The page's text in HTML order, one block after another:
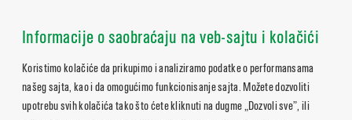
Informacije o saobraćaju na veb-sajtu i kolačići
Koristimo kolačiće da prikupimo i analiziramo podatke o performansama
našeg sajta, kao i da omogućimo funkcionisanje sajta. Možete dozvoliti
upotrebu svih kolačića tako što ćete kliknuti na dugme „Dozvoli sve”, ili